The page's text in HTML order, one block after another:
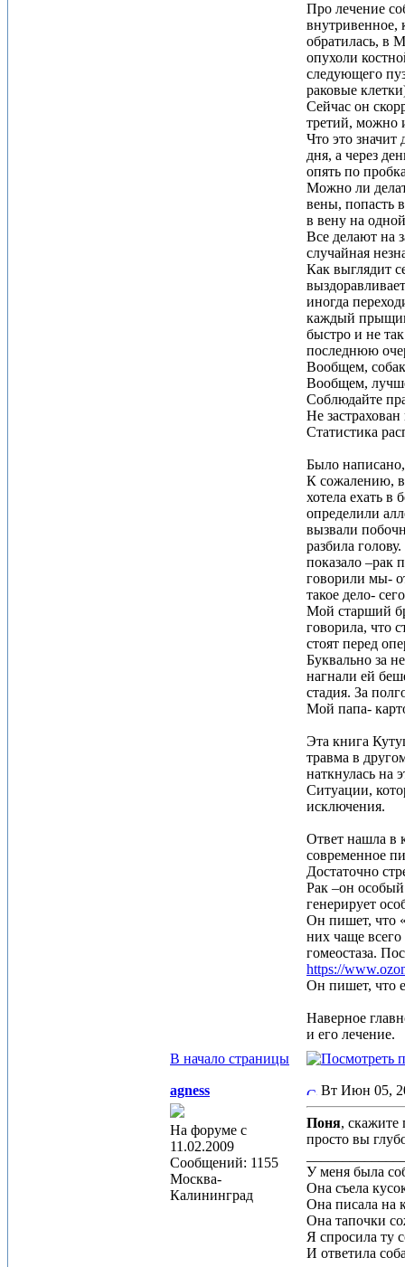
Про лечение
внутривенное,
обратилась, в
опухоли
следующего
раковые
Сейчас он
третий, можно
Что это значит
дня, а через
опять по
Можно ли
вены, попасть
в вену на
Все делают на
случайная
Как выглядит
иногда
каждый
быстро и не
последнюю
Вообщем,
Вообщем,
Соблюдайте
Не
Статистика
Было
К сожалению, в
хотела ехать в
определили
вызвали
разбила
показало –рак
говорили мы-
такое дело-
Мой старший
говорила, что
стоят перед
Буквально за
нагнали ей
стадия. За
Мой папа-
Эта книга
травма в
наткнулась на
Ситуации,
исключения.
Ответ нашла в
современное
Достаточно
Рак –он
генерирует
Он пишет, что
них чаще
гомеостаза.
https://
Он пишет, что
Наверное
и его лечение.
В начало страницы
agness
На форуме с
11.02.2009
Сообщений: 1155
Москва-
Калининград
Вт Июн 05,
Поня, скажите
просто вы
У меня была
Она съела
Она писала на
Она тапочки
Я спросила ту
И ответила